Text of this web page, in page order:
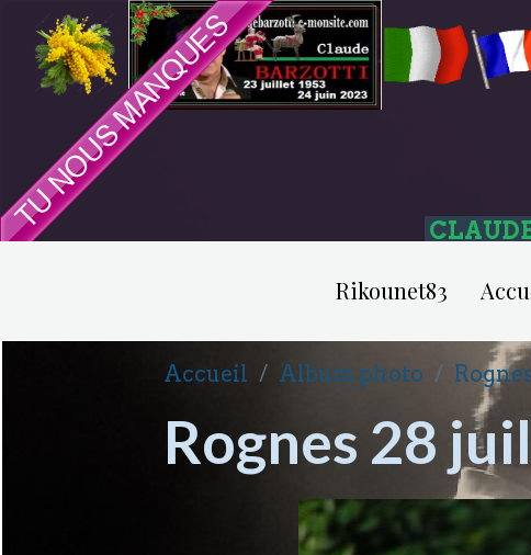
Rikounet83
Accueil Album photo
Rognes 28